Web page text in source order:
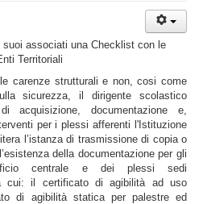
associati una Checklist con le
Territoriali
carenze strutturali e non, cosi come
sicurezza, il dirigente scolastico
acquisizione, documentazione e,
per i plessi afferenti l'Istituzione
l’istanza di trasmissione di copia o
della documentazione per gli
centrale e dei plessi sedi
cui: il certificato di agibilità ad uso
di agibilità statica per palestre ed